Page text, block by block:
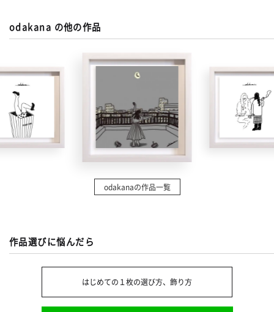
odakana の他の作品
odakanaの作品一覧
作品選びに悩んだら
はじめての１枚の選び方、飾り方